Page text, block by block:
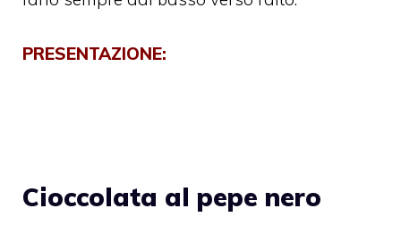
PRESENTAZIONE:
Cioccolata al pepe nero